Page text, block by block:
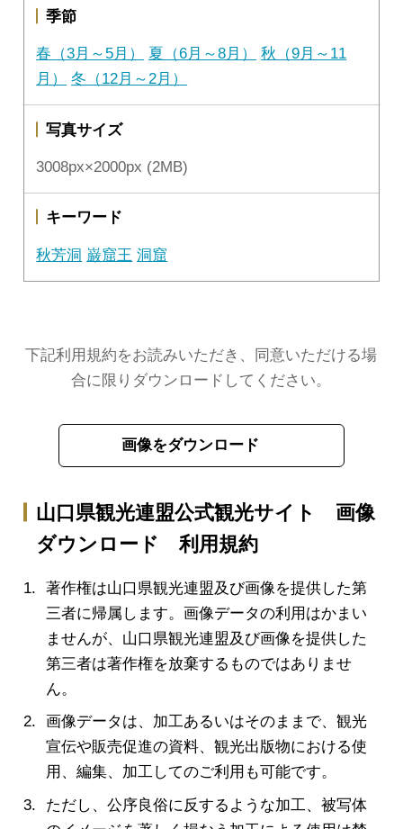
季節
春（3月～5月） 夏（6月～8月）
秋（9月～11
月）
冬（12月～2月）
写真サイズ
3008px×2000px (2MB)
キーワード
秋芳洞 巌窟王 洞窟
下記利用規約をお読みいただき、同意いただける場
合に限りダウンロードしてください。
画像をダウンロード
山口県観光連盟公式観光サイト 画像
ダウンロード 利用規約
著作権は山口県観光連盟及び画像を提供した第
三者に帰属します。画像データの利用はかまい
ませんが、山口県観光連盟及び画像を提供した
第三者は著作権を放棄するものではありませ
ん。
画像データは、加工あるいはそのままで、観光
宣伝や販売促進の資料、観光出版物における使
用、編集、加工してのご利用も可能です。
ただし、公序良俗に反するような加工、被写体